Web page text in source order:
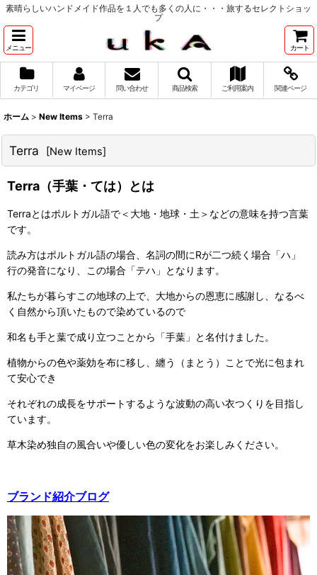
素晴らしいハンドメイド作品を１人でも多くの人に・・・旅するセレクトショッ
プ
メニュー カート
カテゴリ マイページ 問い合わせ 商品検索 ご利用案内 関連ページ
ホーム > New Items > Terra
Terra [New Items]
Terra（手葉・ては）とは
Terraとはポルトガル語で＜大地・地球・土＞などの意味を持つ言葉
です。
読み方はポルトガル語の場合、名詞の間にRが二つ続く場合「ハ」
行の発音になり、この場合「テハ」となります。
私たちが暮らすこの地球の上で、大地からの恩恵に感謝し、なるべ
く自然から頂いたもので染めているので
和名も手と葉で成り立つことから「手葉」と名付けました。
植物からの色や薬効を布に移し、纏う（まとう）ことで光に包まれ
て安心でき
それぞれの成長をサポートするような波動の高い衣つくりを目指し
ています。
草木染め独自の風合いや優しい色の変化をお楽しみください。
ブランド紹介ブログ